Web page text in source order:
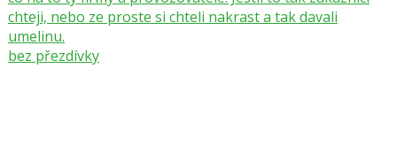
chteji, nebo ze proste si chteli nakrast a tak davali
umelinu.
bez přezdívky